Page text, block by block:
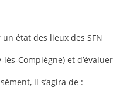
état des lieux des SFN
Compiègne) et d’évaluer
il s’agira de :